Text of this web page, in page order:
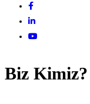
Biz Kimiz?